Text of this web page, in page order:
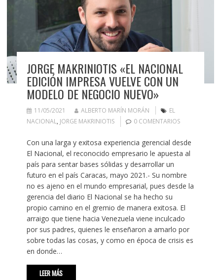
JORGE MAKRINIOTIS «EL NACIONAL
EDICIÓN IMPRESA VUELVE CON UN
MODELO DE NEGOCIO NUEVO»
11/05/2021 ALBERTO MARÍN MORÁN
EL
NACIONAL, JORGE MAKRINIOTIS 0 COMENTARIOS
Con una larga y exitosa experiencia gerencial desde
El Nacional, el reconocido empresario le apuesta al
país para sentar bases sólidas y desarrollar un
futuro en el país Caracas, mayo 2021.- Su nombre
no es ajeno en el mundo empresarial, pues desde la
gerencia del diario El Nacional se ha hecho su
propio camino en el gremio de manera exitosa. El
arraigo que tiene hacia Venezuela viene inculcado
por sus padres, quienes le enseñaron a amarlo por
sobre todas las cosas, y como en época de crisis es
en donde…
LEER MÁS